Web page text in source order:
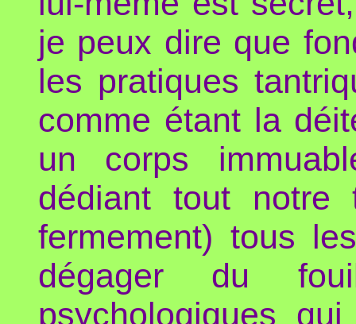
je peux dire que
les pratiques
comme étant la
un corps
dédiant tout notre
fermement) tous
dégager du
psychologiques